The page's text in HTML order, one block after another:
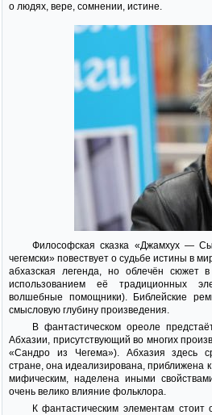
о людях, вере, сомнении, истине.
Философская сказка «Джамхух —
чегемски» повествует о судьбе истины в
абхазская легенда, но облечён сюжет
использованием её традиционных
волшебные помощники). Библейские
смысловую глубину произведения.
В фантастическом ореоле
Абхазии, присутствующий во многих
«Сандро из Чегема»). Абхазия здесь
стране, она идеализирована, приближена
мифическим, наделена иными
очень велико влияние фольклора.
К фантастическим элементам